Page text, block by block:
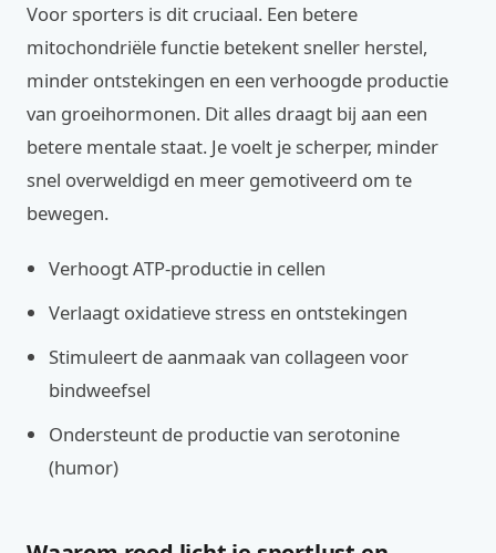
Voor sporters is dit cruciaal. Een betere
mitochondriële functie betekent sneller herstel,
minder ontstekingen en een verhoogde productie
van groeihormonen. Dit alles draagt bij aan een
betere mentale staat. Je voelt je scherper, minder
snel overweldigd en meer gemotiveerd om te
bewegen.
Verhoogt ATP-productie in cellen
Verlaagt oxidatieve stress en ontstekingen
Stimuleert de aanmaak van collageen voor
bindweefsel
Ondersteunt de productie van serotonine
(humor)